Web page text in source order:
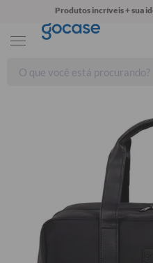
Produtos incríveis + sua